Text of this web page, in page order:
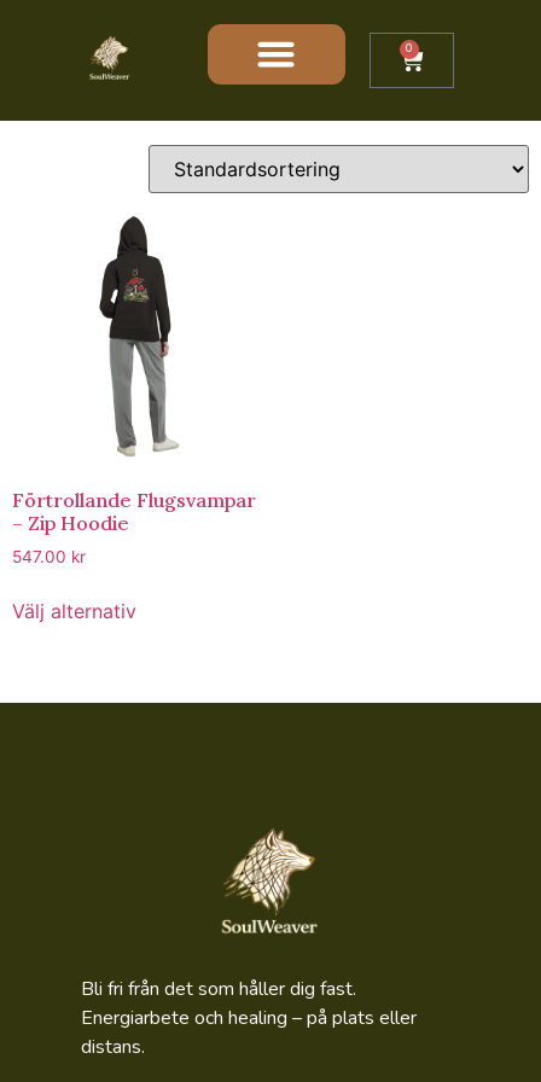
0
Flugsvampar
Förtrollande Flugsvampar
– Zip Hoodie
547.00 kr
Välj alternativ
Bli fri från det som håller dig fast.
Energiarbete och healing – på plats eller
distans.